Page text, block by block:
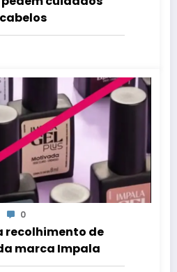
0
recolhimento de
marca Impala